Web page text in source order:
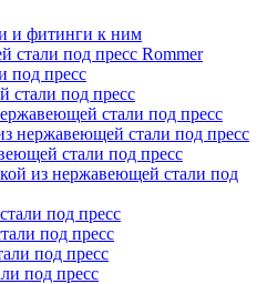
и фитинги к ним
стали под пресс Rommer
под пресс
стали под пресс
стали под пресс
нержавеющей стали под пресс
стали под пресс
из нержавеющей стали под
под пресс
под пресс
под пресс
под пресс